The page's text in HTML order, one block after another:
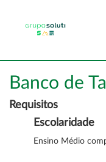
Banco de
Requisitos
Escolaridade
Ensino Médio